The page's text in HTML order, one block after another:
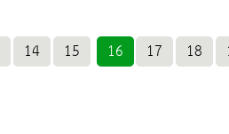
14 15 16 17 18